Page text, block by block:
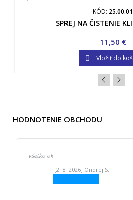
KÓD: 25.00.01
SPREJ NA ČISTENIE
Cena
11,50 €
 Vložiť do
HODNOTENIE OBCHODU
všetko ok
[2. 8. 2026] Ondrej S.